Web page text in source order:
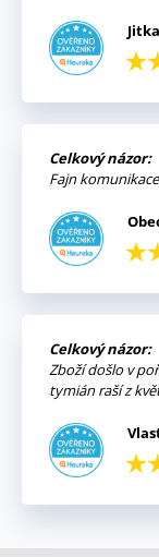
Celkový názor:
Fajn
Celkový názor:
Zboží došlo v
tymián raší z